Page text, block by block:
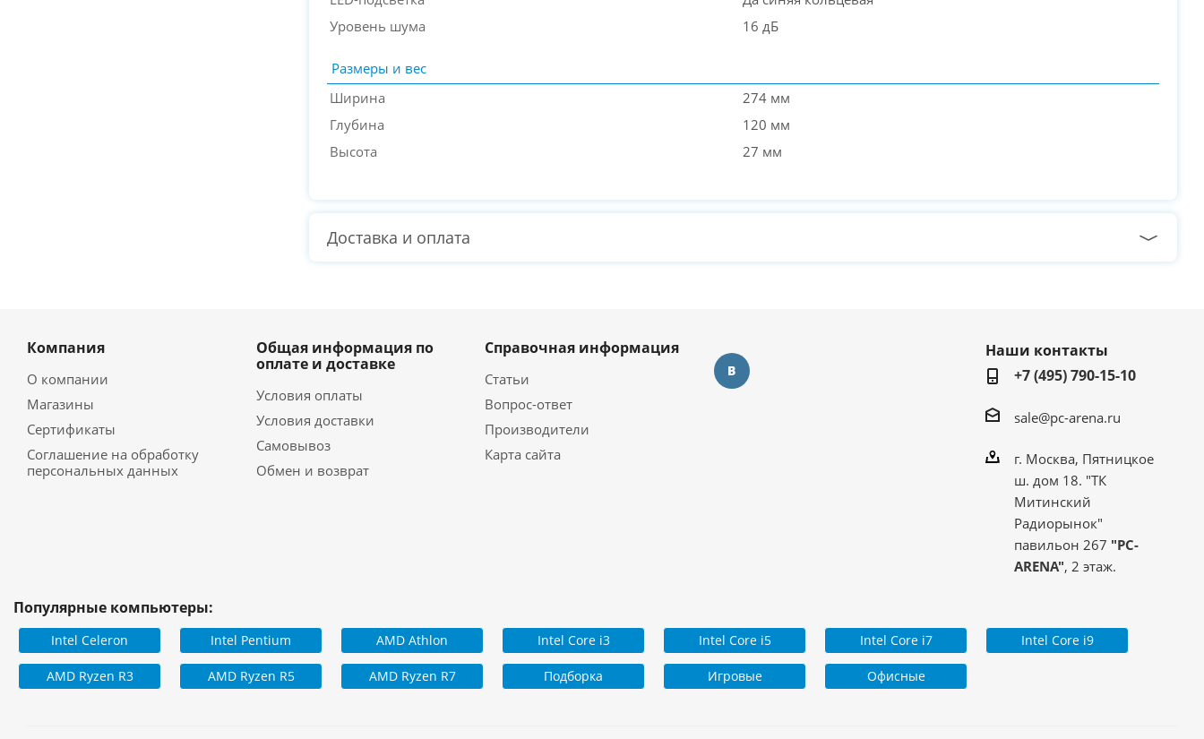
Уровень шума
16 дБ
Размеры и вес
Ширина
274 мм
Глубина
120 мм
Высота
27 мм
Доставка и оплата
Компания
О компании
Магазины
Сертификаты
Соглашение на обработку
персональных данных
Общая информация по
оплате и доставке
Условия оплаты
Условия доставки
Самовывоз
Обмен и возврат
Справочная информация
Статьи
Вопрос-ответ
Производители
Карта сайта
Наши контакты
+7 (495) 790-15-10
sale@pc-arena.ru
г. Москва, Пятницкое
ш. дом 18. "ТК
Митинский
Радиорынок"
павильон 267 "PC-
ARENA", 2 этаж.
Популярные компьютеры:
Intel Celeron Intel Pentium AMD Athlon Intel Core i3 Intel Core i5 Intel Core i7 Intel Core i9
AMD Ryzen R3 AMD Ryzen R5 AMD Ryzen R7 Подборка Игровые Офисные